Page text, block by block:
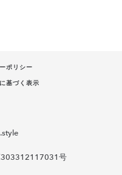
ポリシー
基づく表示
号